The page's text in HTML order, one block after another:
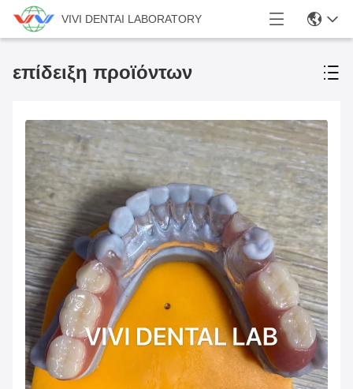
VIVI DENTAI LABORATORY
επίδειξη προϊόντων